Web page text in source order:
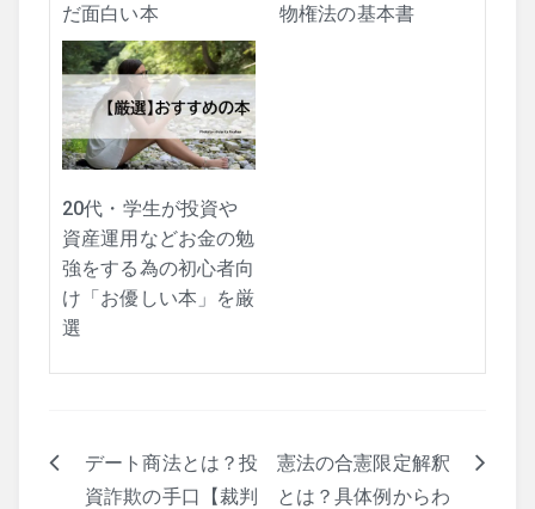
だ面白い本
物権法の基本書
20代・学生が投資や
資産運用などお金の勉
強をする為の初心者向
け「お優しい本」を厳
選
投
デート商法とは？投
資詐欺の手口【裁判
憲法の合憲限定解釈
とは？具体例からわ